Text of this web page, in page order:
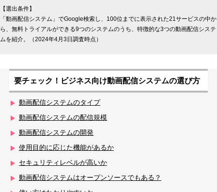
【選出条件】
「動画配信システム」でGoogle検索し、100位までに表示された21サービスの中か
ら、無料トライアルができる9つのシステムのうち、特徴的な3つの動画配信システ
ムを紹介。（2024年4月3日調査時点）
要チェック！ビジネス向け動画配信システムの選び方
動画配信システムのタイプ
動画配信システムの配信規模
動画配信システムの開発
使用目的に応じた機能があるか
セキュリティレベルが高いか
動画配信システムはオープンソースでもある？